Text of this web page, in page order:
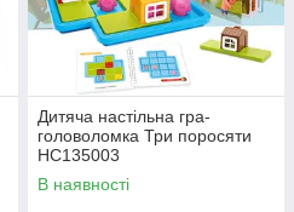
Дитяча настільна гра-
головоломка Три поросяти
HC135003
В наявності